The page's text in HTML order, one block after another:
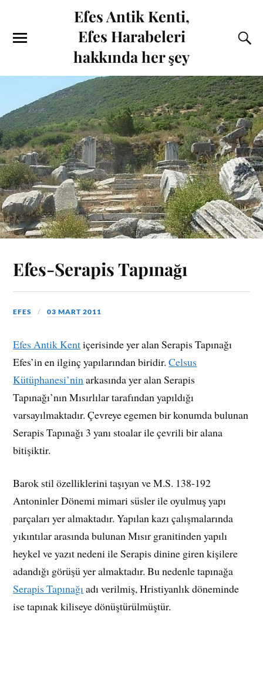
Efes Antik Kenti,
Efes Harabeleri
hakkında her şey
Efes-Serapis Tapınağı
EFES 03 MART 2011
Efes Antik Kentiçerisinde yer alan Serapis Tapınağı
Efes’in en ilginç yapılarından biridir.Celsus
Kütüphanesi’nin arkasında yer alan Serapis
Tapınağı’nın Mısırlılar tarafından yapıldığı
varsayılmaktadır. Çevreye egemen bir konumda bulunan
Serapis Tapınağı 3 yanı stoalar ile çevrili bir alana
bitişiktir.
Barok stil özelliklerini taşıyan ve M.S. 138-192
Antoninler Dönemi mimari süsler ile oyulmuş yapı
parçaları yer almaktadır. Yapılan kazı çalışmalarında
yıkıntılar arasında bulunan Mısır granitinden yapılı
heykel ve yazıt nedeni ile Serapis dinine giren kişilere
adandığı görüşü yer almaktadır. Bu nedenle tapınağa
Serapis Tapınağıadı verilmiş, Hristiyanlık döneminde
ise tapınak kiliseye dönüştürülmüştür.